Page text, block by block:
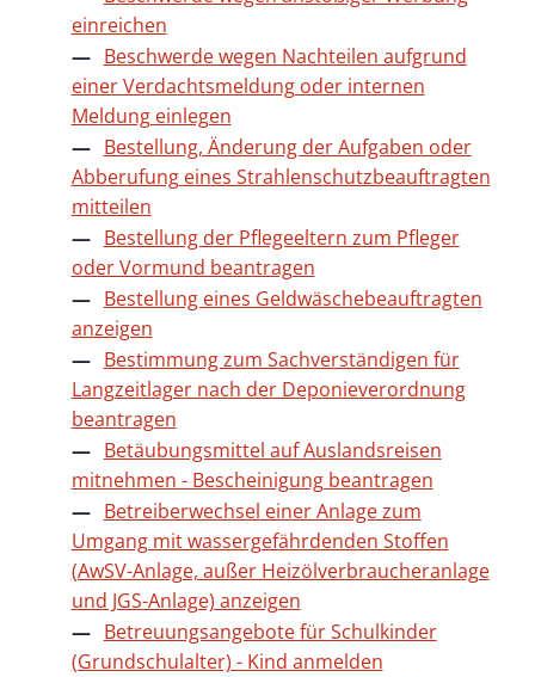
einreichen
Beschwerde wegen Nachteilen aufgrund
einer Verdachtsmeldung oder internen
Meldung einlegen
Bestellung, Änderung der Aufgaben oder
Abberufung eines Strahlenschutzbeauftragten
mitteilen
Bestellung der Pflegeeltern zum Pfleger
oder Vormund beantragen
Bestellung eines Geldwäschebeauftragten
anzeigen
Bestimmung zum Sachverständigen für
Langzeitlager nach der Deponieverordnung
beantragen
Betäubungsmittel auf Auslandsreisen
mitnehmen - Bescheinigung beantragen
Betreiberwechsel einer Anlage zum
Umgang mit wassergefährdenden Stoffen
(AwSV-Anlage, außer Heizölverbraucheranlage
und JGS-Anlage) anzeigen
Betreuungsangebote für Schulkinder
(Grundschulalter) - Kind anmelden